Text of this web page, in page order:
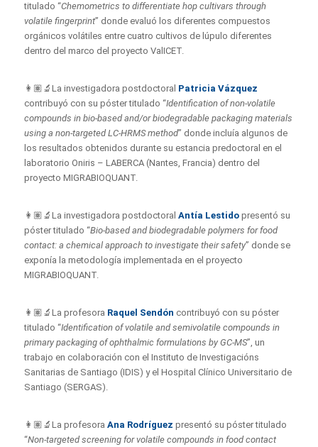
titulado “Chemometrics to differentiate hop cultivars through
volatile fingerprint” donde evaluó los diferentes compuestos
orgánicos volátiles entre cuatro cultivos de lúpulo diferentes
dentro del marco del proyecto ValICET.
👩🏽‍🔬La investigadora postdoctoral Patricia Vázquez
contribuyó con su póster titulado “Identification of non-volatile
compounds in bio-based and/or biodegradable packaging materials
using a non-targeted LC-HRMS method” donde incluía algunos de
los resultados obtenidos durante su estancia predoctoral en el
laboratorio Oniris – LABERCA (Nantes, Francia) dentro del
proyecto MIGRABIOQUANT.
👩🏽‍🔬La investigadora postdoctoral Antía Lestidopresentó su
póster titulado “Bio-based and biodegradable polymers for food
contact: a chemical approach to investigate their safety” donde se
exponía la metodología implementada en el proyecto
MIGRABIOQUANT.
👩🏽‍🔬La profesora Raquel Sendón contribuyó con su póster
titulado “Identification of volatile and semivolatile compounds in
primary packaging of ophthalmic formulations by GC-MS”, un
trabajo en colaboración con el Instituto de Investigacións
Sanitarias de Santiago (IDIS) y el Hospital Clínico Universitario de
Santiago (SERGAS).
👩🏽‍🔬La profesora Ana Rodríguez presentó su póster titulado
“Non-targeted screening for volatile compounds in food contact